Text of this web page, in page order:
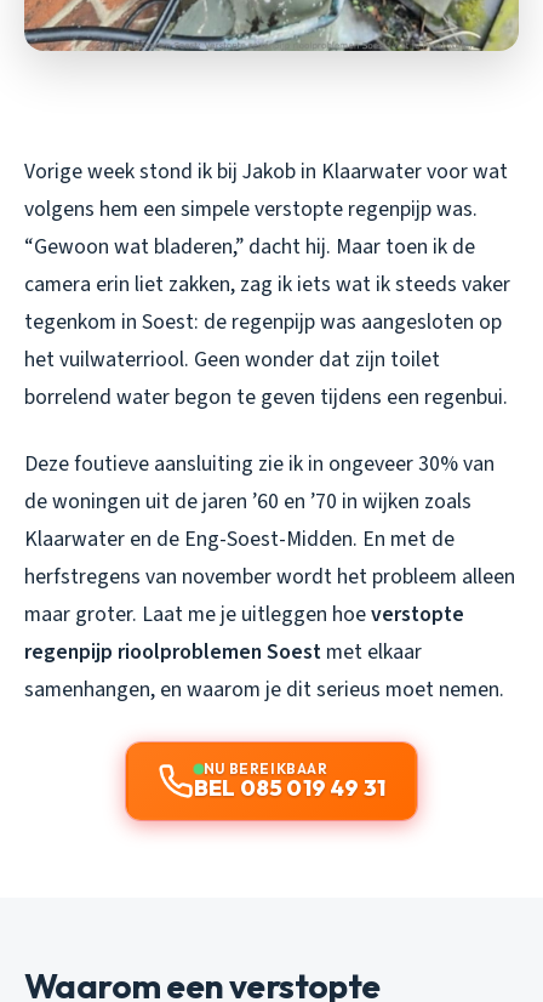
Vorige week stond ik bij Jakob in Klaarwater voor wat
volgens hem een simpele verstopte regenpijp was.
“Gewoon wat bladeren,” dacht hij. Maar toen ik de
camera erin liet zakken, zag ik iets wat ik steeds vaker
tegenkom in Soest: de regenpijp was aangesloten op
het vuilwaterriool. Geen wonder dat zijn toilet
borrelend water begon te geven tijdens een regenbui.
Deze foutieve aansluiting zie ik in ongeveer 30% van
de woningen uit de jaren ’60 en ’70 in wijken zoals
Klaarwater en de Eng-Soest-Midden. En met de
herfstregens van november wordt het probleem alleen
maar groter. Laat me je uitleggen hoeverstopte
regenpijp rioolproblemen Soest met elkaar
samenhangen, en waarom je dit serieus moet nemen.
NU BEREIKBAAR
BEL 085 019 49 31
Waarom een verstopte